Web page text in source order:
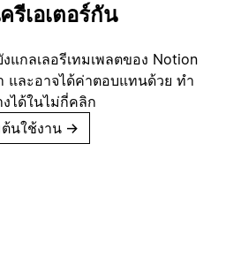
รีเอเตอร์กัน
แกลเลอรีเทมเพลตของ Notion
และอาจได้ค่าตอบแทนด้วย ทำ
ได้ในไม่กี่คลิก
ต้นใช้งาน →